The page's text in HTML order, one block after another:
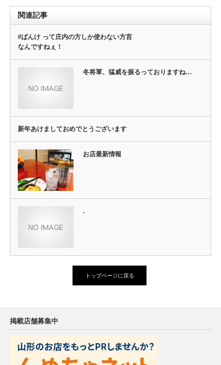
関連記事
#ばんけ って庄内の方しか使わない方言
なんですねぇ！
冬将軍、猛威を振るっておりますね…
新年あけましておめでとうございます
お店最新情報
.
トップページに戻る
掲載店舗募集中